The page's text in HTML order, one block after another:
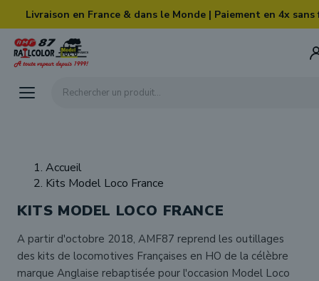
Skip to main content
Livraison en France & dans le Monde | Paiement en 4x sans
Rechercher un produit...
Accueil
Kits Model Loco France
KITS MODEL LOCO FRANCE
A partir d'octobre 2018, AMF87 reprend les outillages
des kits de locomotives Françaises en HO de la célèbre
marque Anglaise rebaptisée pour l'occasion Model Loco